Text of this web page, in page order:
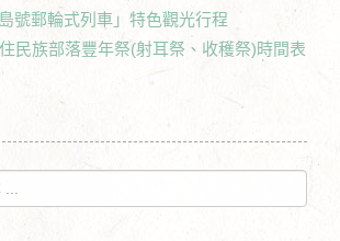
號郵輪式列車」特色觀光行程
民族部落豐年祭(射耳祭、收穫祭)時間表